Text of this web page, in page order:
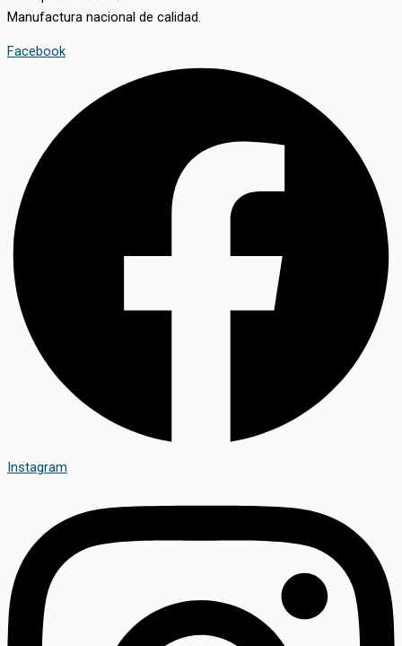
Manufactura nacional de calidad.
Facebook
Instagram